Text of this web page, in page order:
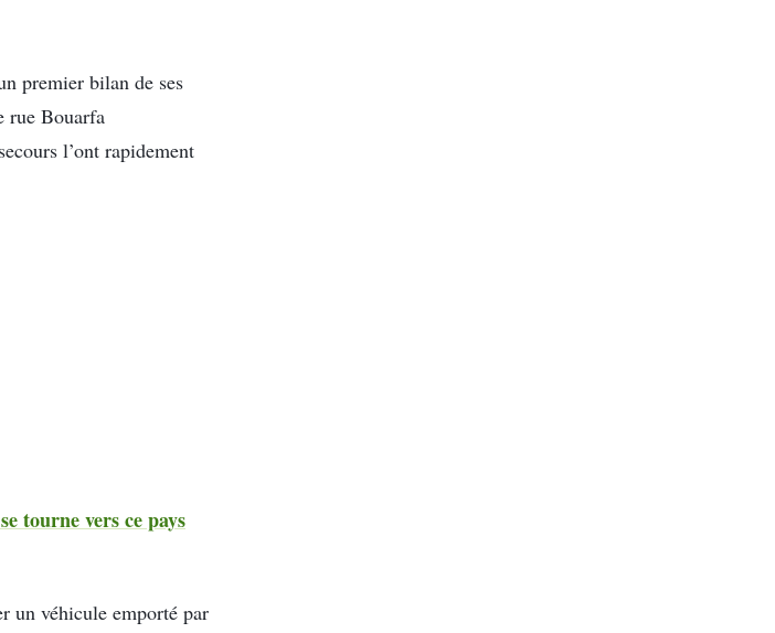
premier bilan de ses
rue Bouarfa
l’ont rapidement
tourne vers ce pays
un véhicule emporté par